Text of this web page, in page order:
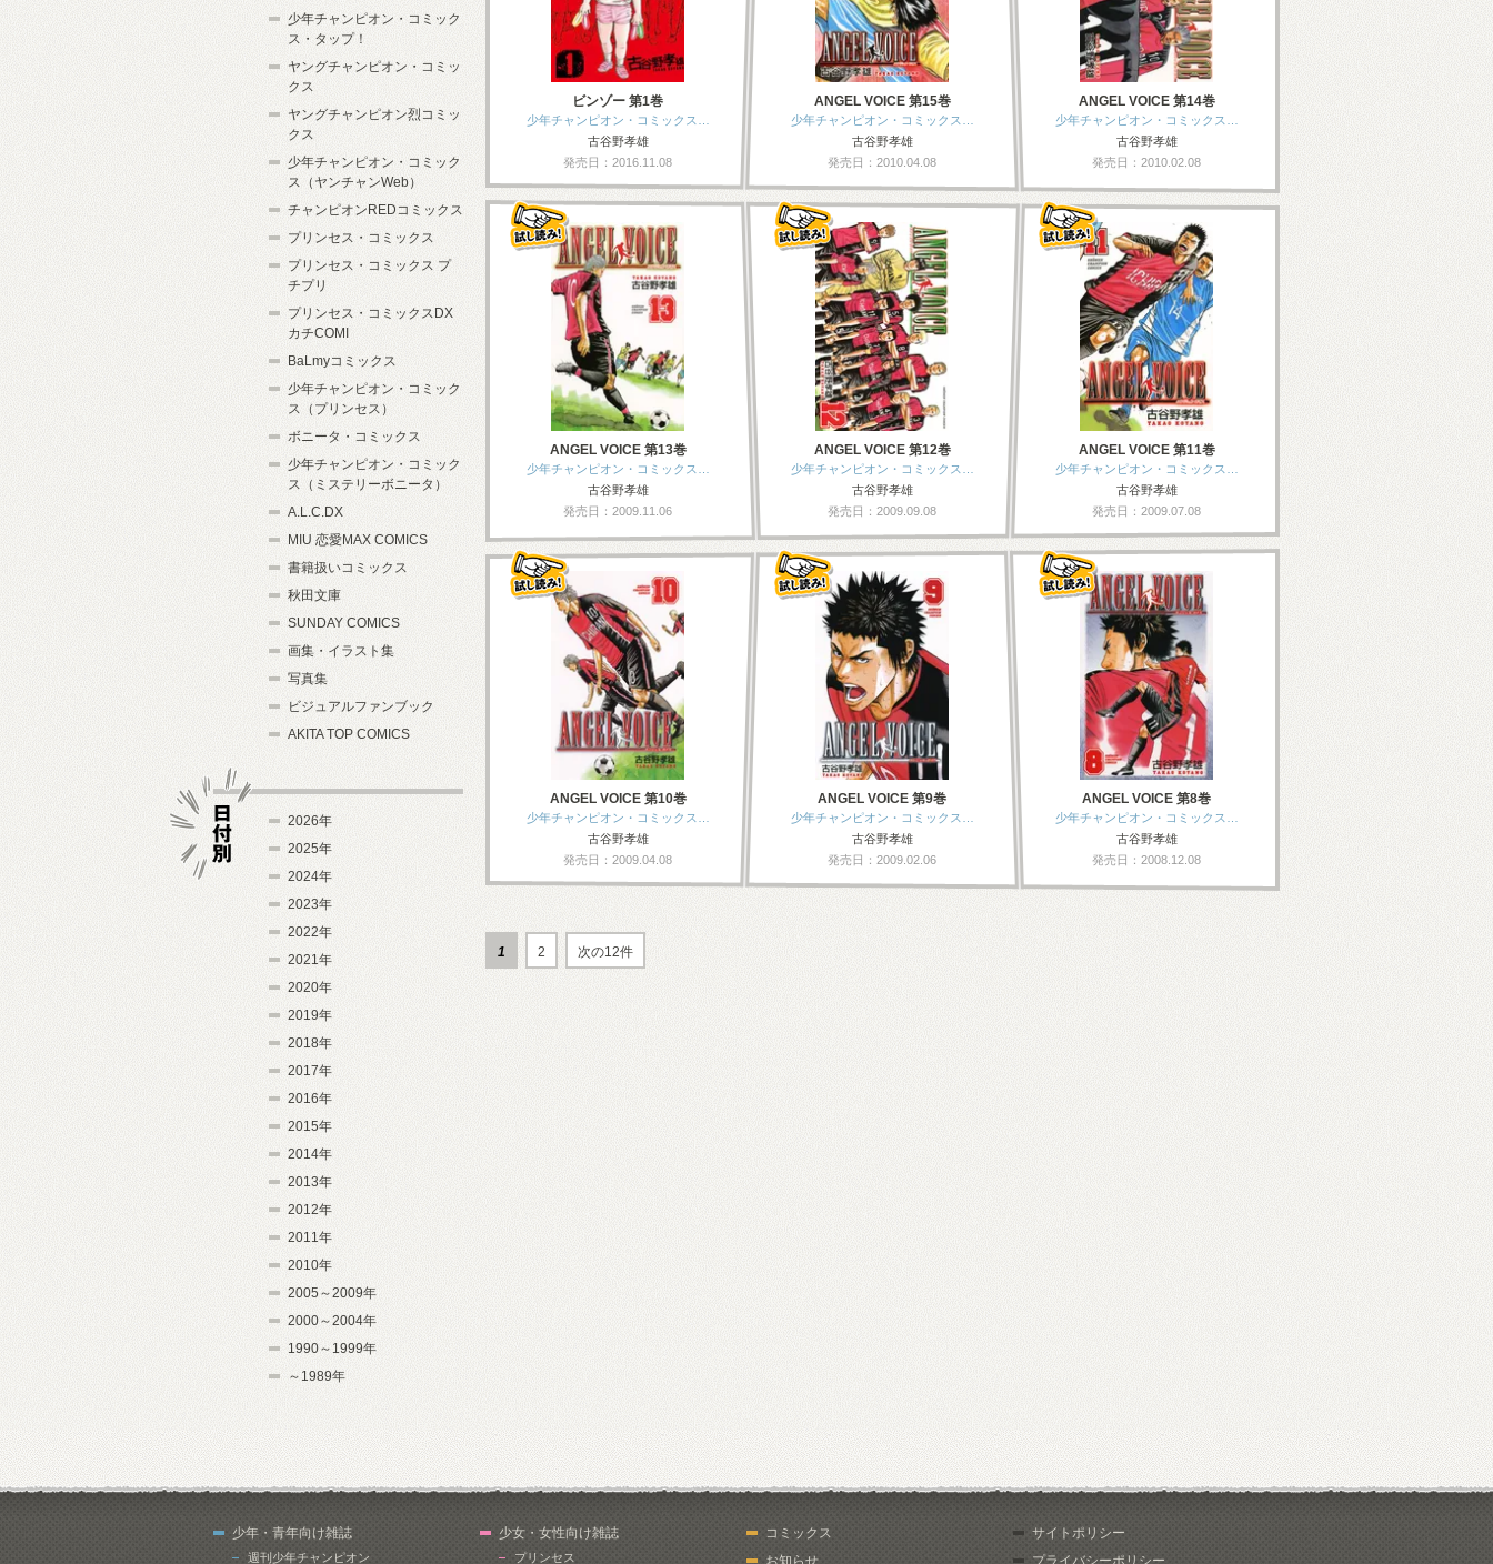
ビンゾー 第1巻
少年チャンピオン・コミックス…
古谷野孝雄
発売日：2016.11.08
ANGEL VOICE 第15巻
少年チャンピオン・コミックス…
古谷野孝雄
発売日：2010.04.08
ANGEL VOICE 第14巻
少年チャンピオン・コミックス…
古谷野孝雄
発売日：2010.02.08
ANGEL VOICE 第13巻
少年チャンピオン・コミックス…
古谷野孝雄
発売日：2009.11.06
ANGEL VOICE 第12巻
少年チャンピオン・コミックス…
古谷野孝雄
発売日：2009.09.08
ANGEL VOICE 第11巻
少年チャンピオン・コミックス…
古谷野孝雄
発売日：2009.07.08
ANGEL VOICE 第10巻
少年チャンピオン・コミックス…
古谷野孝雄
発売日：2009.04.08
ANGEL VOICE 第9巻
少年チャンピオン・コミックス…
古谷野孝雄
発売日：2009.02.06
ANGEL VOICE 第8巻
少年チャンピオン・コミックス…
古谷野孝雄
発売日：2008.12.08
1 2 次の12件
少年チャンピオン・コミック
ス・タップ！
ヤングチャンピオン・コミッ
クス
ヤングチャンピオン烈コミッ
クス
少年チャンピオン・コミック
ス（ヤンチャンWeb）
チャンピオンREDコミックス
プリンセス・コミックス
プリンセス・コミックス プ
チプリ
プリンセス・コミックスDX
カチCOMI
BaLmyコミックス
少年チャンピオン・コミック
ス（プリンセス）
ボニータ・コミックス
少年チャンピオン・コミック
ス（ミステリーボニータ）
A.L.C.DX
MIU 恋愛MAX COMICS
書籍扱いコミックス
秋田文庫
SUNDAY COMICS
画集・イラスト集
写真集
ビジュアルファンブック
AKITA TOP COMICS
2026年
2025年
2024年
2023年
2022年
2021年
2020年
2019年
2018年
2017年
2016年
2015年
2014年
2013年
2012年
2011年
2010年
2005～2009年
2000～2004年
1990～1999年
～1989年
少年・青年向け雑誌
週刊少年チャンピオン
少女・女性向け雑誌
プリンセス
コミックス
お知らせ
サイトポリシー
プライバシーポリシー